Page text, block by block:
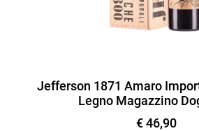
Jefferson 1871 Amaro
Legno Magazzino
€ 46,90